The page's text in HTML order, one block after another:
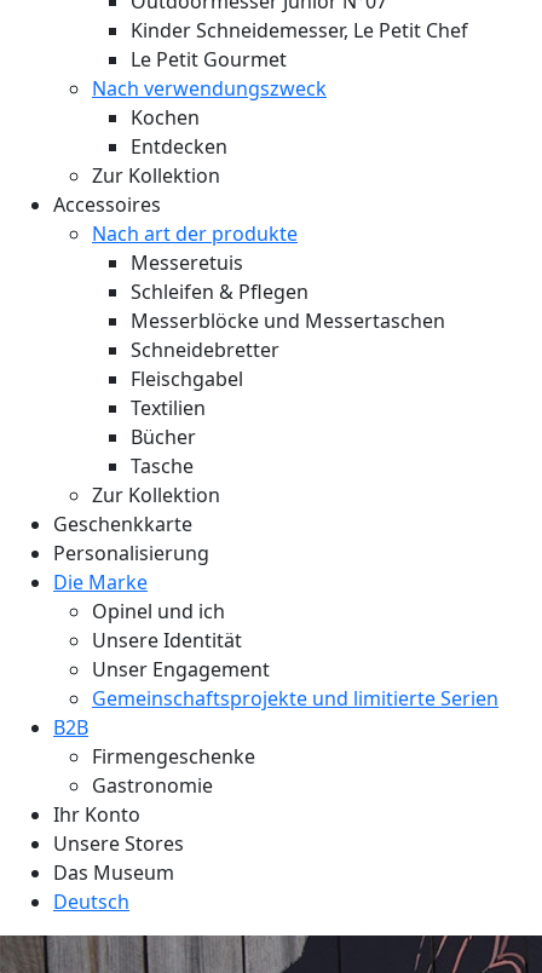
Kinder Schneidemesser, Le Petit Chef
Le Petit Gourmet
Nach verwendungszweck
Kochen
Entdecken
Zur Kollektion
Accessoires
Nach art der produkte
Messeretuis
Schleifen & Pflegen
Messerblöcke und Messertaschen
Schneidebretter
Fleischgabel
Textilien
Bücher
Tasche
Zur Kollektion
Geschenkkarte
Personalisierung
Die Marke
Opinel und ich
Unsere Identität
Unser Engagement
Gemeinschaftsprojekte und limitierte Serien
B2B
Firmengeschenke
Gastronomie
Ihr Konto
Unsere Stores
Das Museum
Deutsch